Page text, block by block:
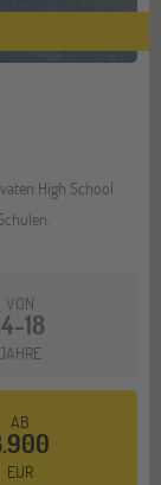
High School
VON
18
AB
EUR